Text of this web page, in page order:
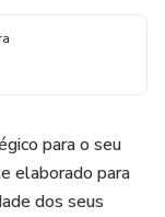
para o seu
elaborado para
dos seus